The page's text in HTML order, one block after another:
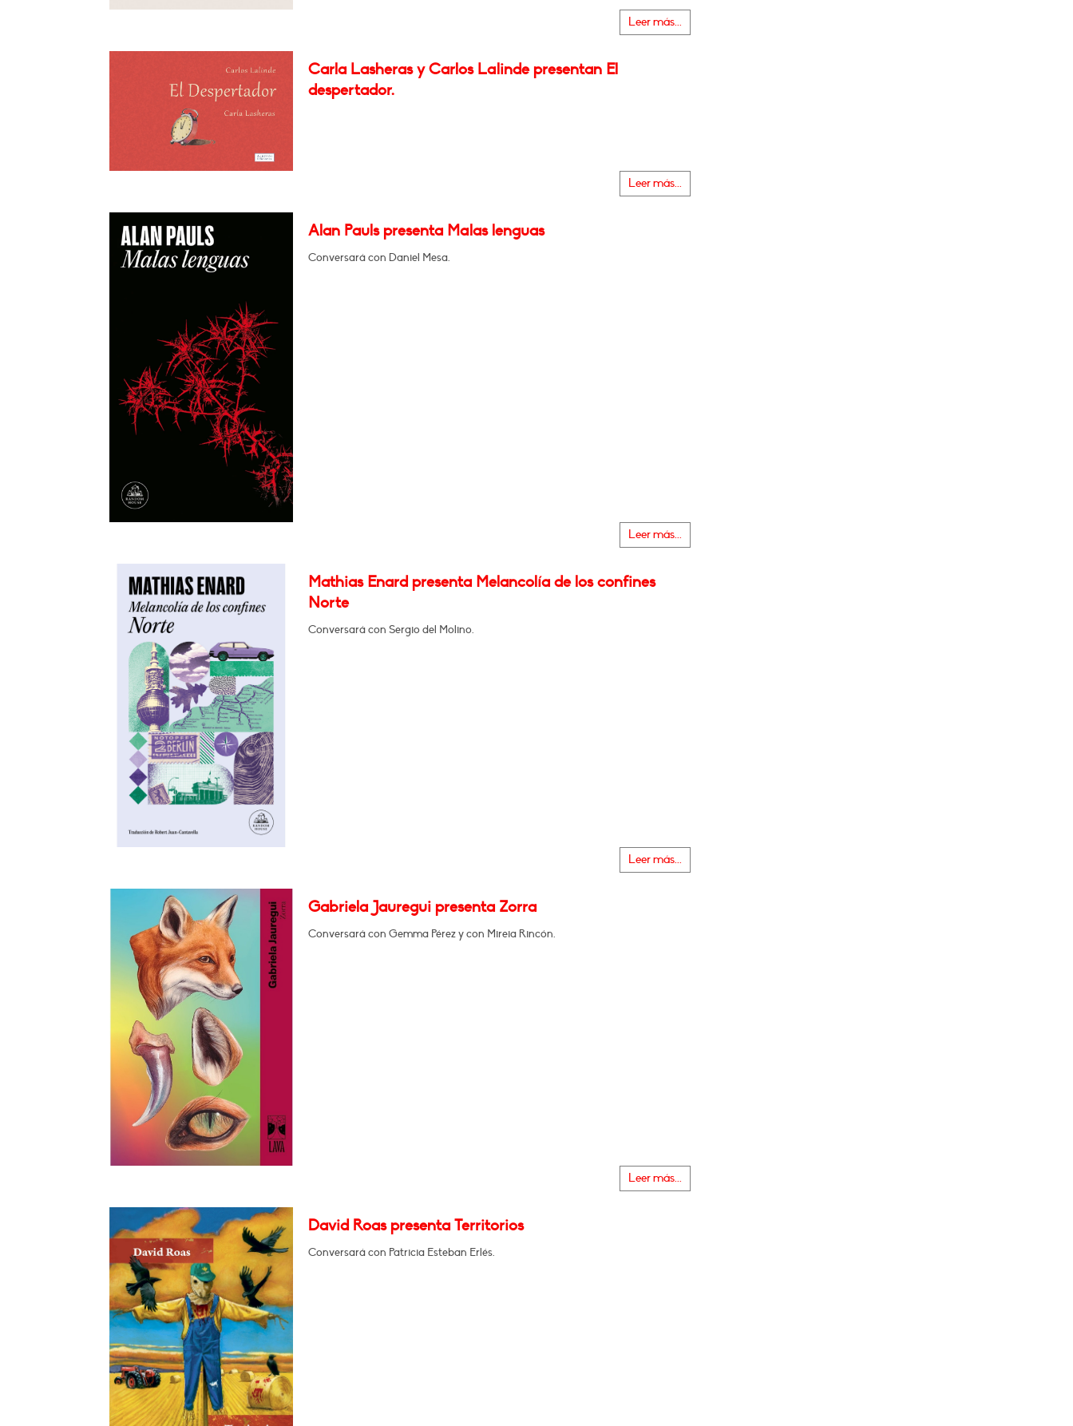
Leer más...
Carla Lasheras y Carlos Lalinde presentan El
despertador.
Leer más...
Alan Pauls presenta Malas lenguas
Conversará con Daniel Mesa.
Leer más...
Mathias Enard presenta Melancolía de los confines
Norte
Conversará con Sergio del Molino.
Leer más...
Gabriela Jauregui presenta Zorra
Conversará con Gemma Pérez y con Mireia Rincón.
Leer más...
David Roas presenta Territorios
Conversará con Patricia Esteban Erlés.